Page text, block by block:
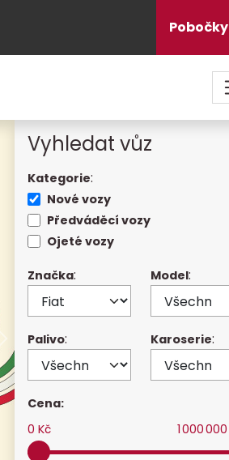
Pobočky
Další
Vyhledat vůz
Kategorie:
Nové vozy
Předváděcí vozy
Ojeté vozy
Značka: Model:
Palivo: Karoserie:
Cena:
0 Kč 1 000 000